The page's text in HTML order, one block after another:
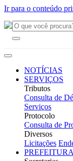
Ir para o conteúdo
NOTÍCIAS
SERVIÇOS
Tributos
Consulta de
Serviços
Protocolo
Consulta de
Diversos
Licitações
PREFEITURA